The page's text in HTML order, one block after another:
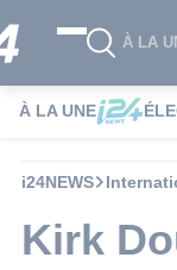
À LA
À LA UNE
i24NEWS
Kirk